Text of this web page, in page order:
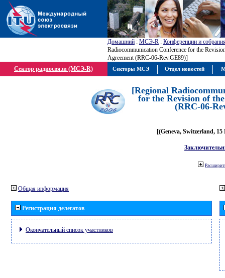
Домашний : МСЭ-R : Конференции и
Radiocommunication Conference for the
Agreement (RRC-06-Rev.GE89)]
Сектор радиосвязи (МСЭ-R)
[Regional
for the Revision of
(RRC-06-
[(Geneva, Switzerland, 15
Общая информация
Регистрация делегатов
Окончательный список участников
Секторы МСЭ Отдел новостей